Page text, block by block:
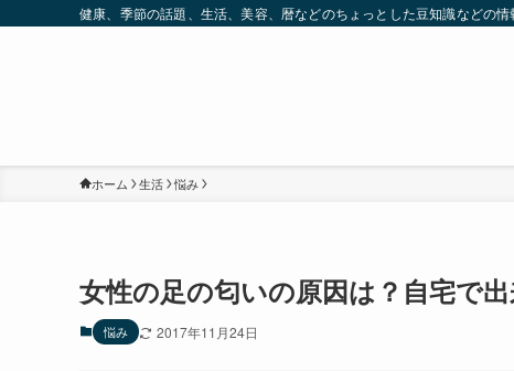
健康、季節の話題、生活、美容、暦などのちょっとした豆知識などの情
ホーム 生活 悩み
女性の足の匂いの原因は？自宅で
悩み 2017年11月24日